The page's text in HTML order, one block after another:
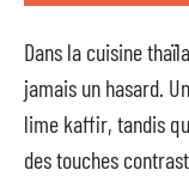
Dans la cuisine
jamais un hasard.
lime kaffir, tandis
des touches